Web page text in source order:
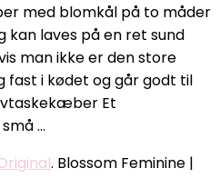
med blomkål på to måder
kan laves på en ret sund
man ikke er den store
fast i kødet og går godt til
Et
…
. Blossom Feminine |